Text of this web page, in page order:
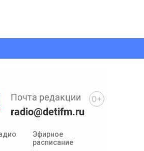
Эфирное
расписание
Почта редакции
radio@detifm.ru
0+